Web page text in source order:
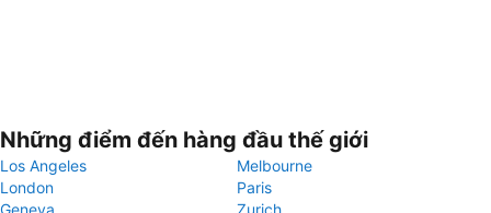
Những điểm đến hàng đầu thế giới
Los Angeles
Melbourne
London
Paris
Geneva
Zurich